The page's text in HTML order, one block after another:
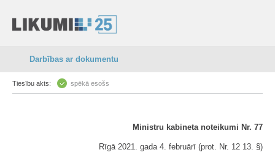
Darbības ar dokumentu
Tiesību akts: spēkā esošs
Ministru kabineta noteikumi Nr. 77
Rīgā 2021. gada 4. februārī (prot. Nr. 12 13. §)